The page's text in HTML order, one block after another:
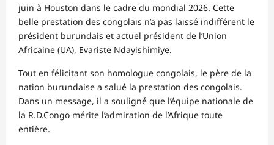
juin à Houston dans le cadre du mondial 2026. Cette
belle prestation des congolais n’a pas laissé indifférent le
président burundais et actuel président de l’Union
Africaine (UA), Evariste Ndayishimiye.
Tout en félicitant son homologue congolais, le père de la
nation burundaise a salué la prestation des congolais.
Dans un message, il a souligné que l’équipe nationale de
la R.D.Congo mérite l’admiration de l’Afrique toute
entière.